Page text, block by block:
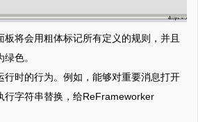
板将会用粗体标记所有定义的规则，并且
色。
行时的行为。例如，能够对重要消息打开
行字符串替换，给ReFrameworker